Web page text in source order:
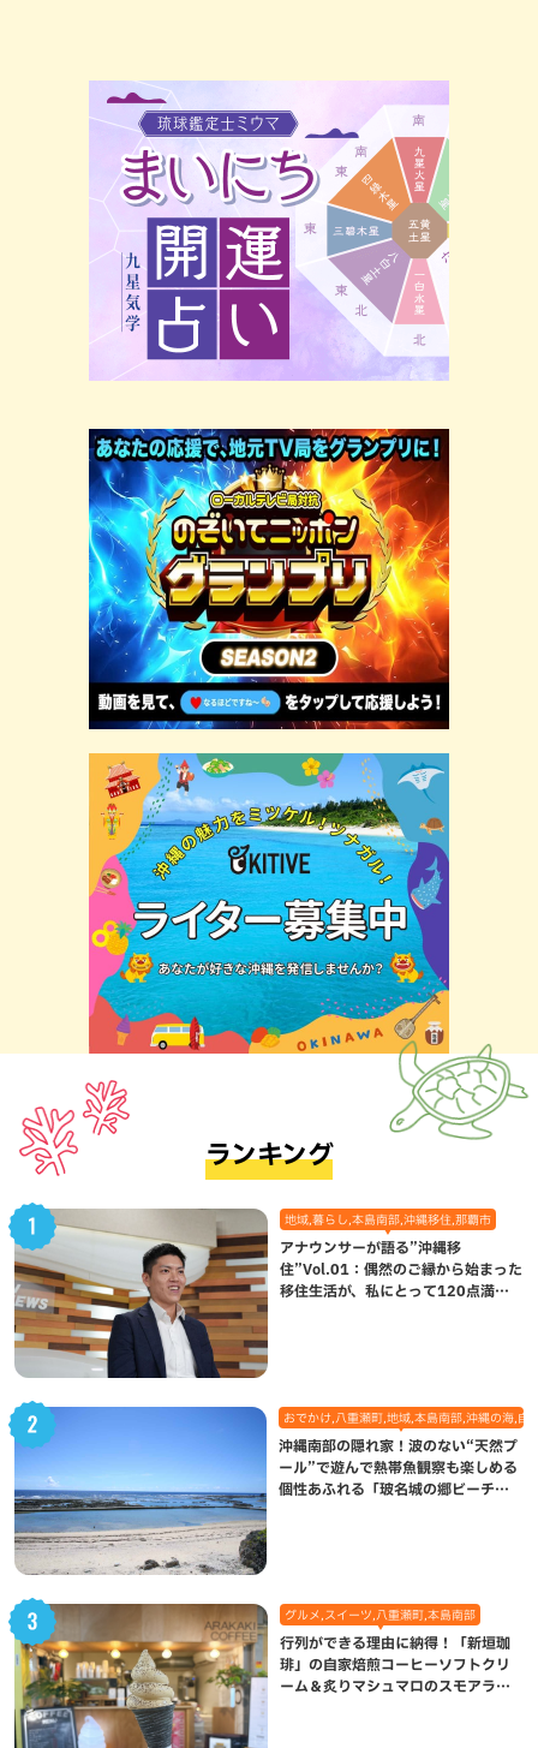
ランキング
地域,暮らし,本島南部,沖縄移住,那覇市
アナウンサーが語る”沖縄移
住”Vol.01：偶然のご縁から始まった
移住生活が、私にとって120点満点
おでかけ,八重瀬町,地域,本島南部,沖縄の海,自
沖縄南部の隠れ家！波のない“天然プ
ール”で遊んで熱帯魚観察も楽しめる
個性あふれる「玻名城の郷ビーチ」
グルメ,スイーツ,八重瀬町,本島南部
行列ができる理由に納得！「新垣珈
琲」の自家焙煎コーヒーソフトクリ
ーム＆炙りマシュマロのスモアラテ